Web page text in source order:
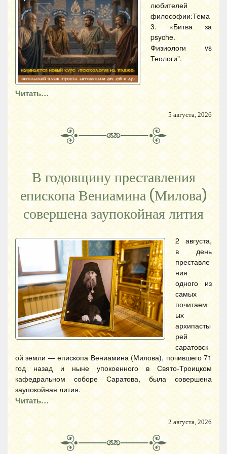
любителей
философии:Тема
3. «Битва за
psyche.
Физиологи vs
Теологи".
Читать…
5 августа, 2026
В годовщину преставления
епископа Вениамина (Милова)
совершена заупокойная лития
2 августа,
в день
преставле
ния
одного из
самых
почитаем
ых
архипасты
рей
саратовск
ой земли — епископа Вениамина (Милова), почившего 71
год назад и ныне упокоенного в Свято-Троицком
кафедральном соборе Саратова, была совершена
заупокойная лития.
Читать…
2 августа, 2026